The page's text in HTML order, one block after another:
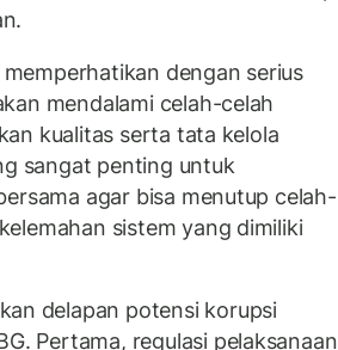
dengan serius
mendalami celah-celah
kualitas serta tata kelola
sangat penting untuk
agar bisa menutup celah-
sistem yang dimiliki
delapan potensi korupsi
Pertama, regulasi pelaksanaan